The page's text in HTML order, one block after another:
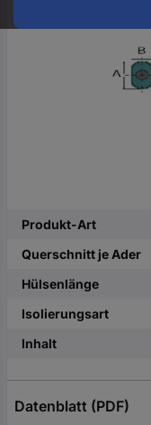
Produkt-Art
Querschnitt je Ader
Hülsenlänge
Isolierungsart
Inhalt
Datenblatt (PDF)